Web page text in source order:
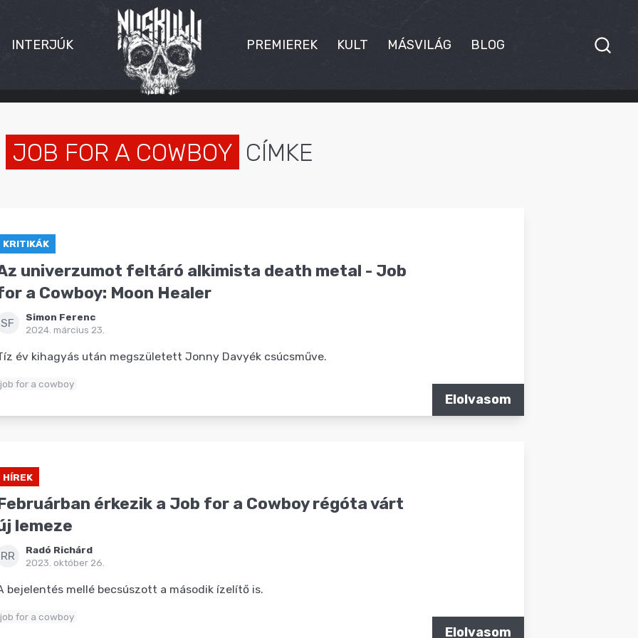
INTERJÚK PREMIEREK KULT MÁSVILÁG BLOG
JOB FOR A COWBOY CÍMKE
KRITIKÁK
univerzumot feltáró alkimista death metal - Job
a Cowboy: Moon Healer
SF
Simon Ferenc
2024. március 23.
év kihagyás után megszületett Jonny Davyék csúcsműve.
job for a cowboy
Elolvasom
HÍREK
érkezik a Job for a Cowboy régóta várt
lemeze
RR
Radó Richárd
2023. október 26.
bejelentés mellé becsúszott a második ízelítő is.
job for a cowboy
Elolvasom